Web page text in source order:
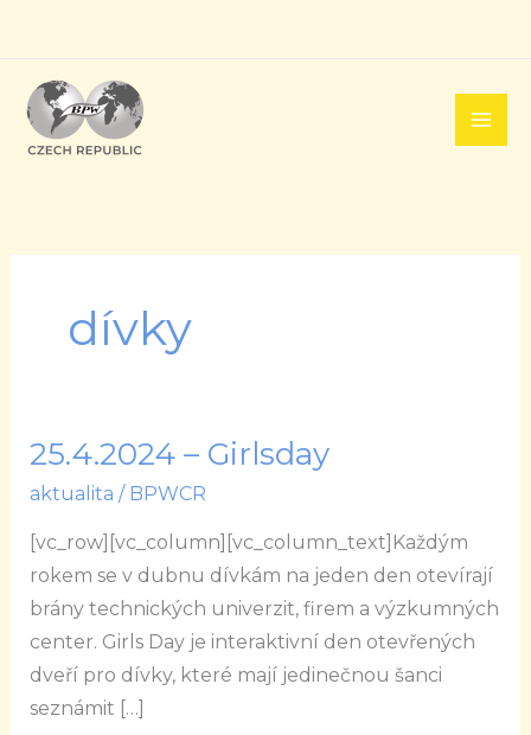
obsah
dívky
25.4.2024 – Girlsday
aktualita / BPWCR
[vc_row][vc_column][vc_column_text]Každým
rokem se v dubnu dívkám na jeden den otevírají
brány technických univerzit, firem a výzkumných
center. Girls Day je interaktivní den otevřených
dveří pro dívky, které mají jedinečnou šanci
seznámit […]
25.4.2024